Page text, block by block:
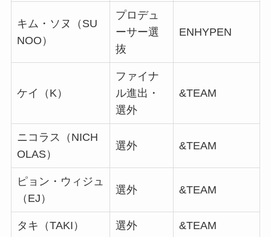
キム・ソヌ（SU
NOO）
プロデュ
ーサー選
抜
ENHYPEN
ケイ（K）
ファイナ
ル進出・
選外
&TEAM
ニコラス（NICH
OLAS）
選外 &TEAM
ピョン・ウィジュ
（EJ）
選外 &TEAM
タキ（TAKI） 選外 &TEAM